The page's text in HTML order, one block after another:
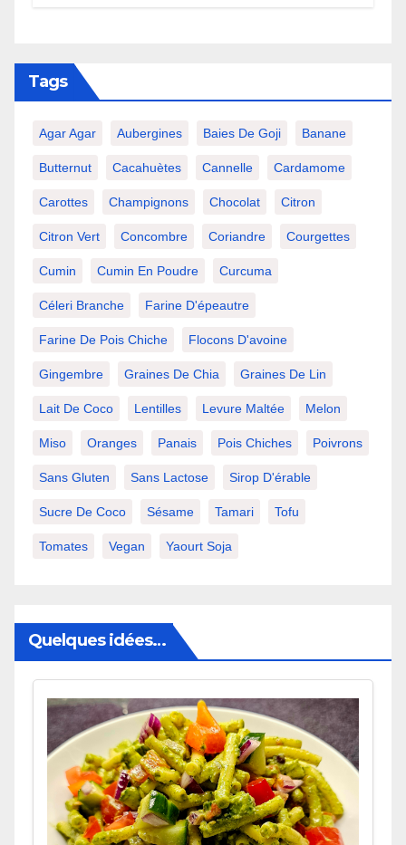
Tags
Agar Agar Aubergines Baies De Goji Banane
Butternut Cacahuètes Cannelle Cardamome
Carottes Champignons Chocolat Citron
Citron Vert Concombre Coriandre Courgettes
Cumin Cumin En Poudre Curcuma
Céleri Branche Farine D'épeautre
Farine De Pois Chiche Flocons D'avoine
Gingembre Graines De Chia Graines De Lin
Lait De Coco Lentilles Levure Maltée Melon
Miso Oranges Panais Pois Chiches Poivrons
Sans Gluten Sans Lactose Sirop D'érable
Sucre De Coco Sésame Tamari Tofu
Tomates Vegan Yaourt Soja
Quelques idées…